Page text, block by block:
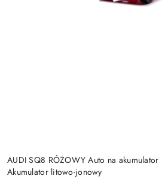
AUDI SQ8 RÓŻOWY Auto na
Akumulator litowo-jonowy